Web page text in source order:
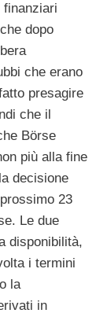
dopo
che erano
presagire
che il
Börse
più alla fine
decisione
23
Le due
disponibilità,
i termini
la
in